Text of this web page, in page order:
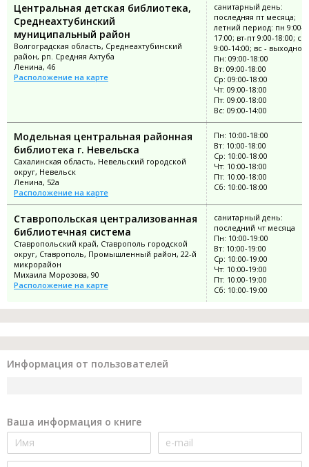
Центральная детская библиотека,
Среднеахтубинский
муниципальный район
Волгоградская область, Среднеахтубинский
район, рп. Средняя Ахтуба
Ленина, 46
Расположение на карте
санитарный день:
последняя пт месяца;
летний период: пн 9:00-
17:00; вт-пт 9:00-18:00; сб
9:00-14:00; вс - выходной
Пн: 09:00-18:00
Вт: 09:00-18:00
Ср: 09:00-18:00
Чт: 09:00-18:00
Пт: 09:00-18:00
Вс: 09:00-14:00
Модельная центральная районная
библиотека г. Невельска
Сахалинская область, Невельский городской
округ, Невельск
Ленина, 52а
Расположение на карте
Пн: 10:00-18:00
Вт: 10:00-18:00
Ср: 10:00-18:00
Чт: 10:00-18:00
Пт: 10:00-18:00
Сб: 10:00-18:00
Ставропольская централизованная
библиотечная система
Ставропольский край, Ставрополь городской
округ, Ставрополь, Промышленный район, 22-й
микрорайон
Михаила Морозова, 90
Расположение на карте
санитарный день:
последний чт месяца
Пн: 10:00-19:00
Вт: 10:00-19:00
Ср: 10:00-19:00
Чт: 10:00-19:00
Пт: 10:00-19:00
Сб: 10:00-19:00
Информация от пользователей
Ваша информация о книге